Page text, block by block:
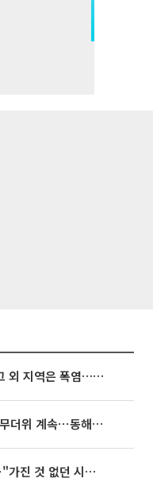
동해안은 시간당 80㎜ 폭우, 그 외 지역은 폭염…‘극과 극 날씨’
[내일 날씨] 폭염 한풀 꺾여도 무더위 계속⋯동해안 이틀 연속 비
임영웅, 어느덧 데뷔 10주년⋯"가진 것 없던 시절, 내 앞엔 20명의 팬뿐"